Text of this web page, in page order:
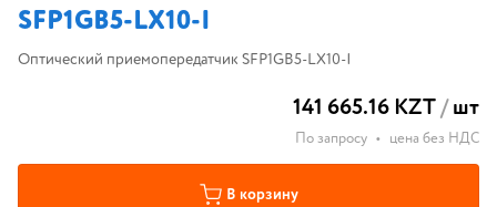
SFP1GB5-LX10-I
Оптический приемопередатчик SFP1GB5-LX10-I
141 665.16 KZT/шт
По запросу • цена без НДС
В корзину